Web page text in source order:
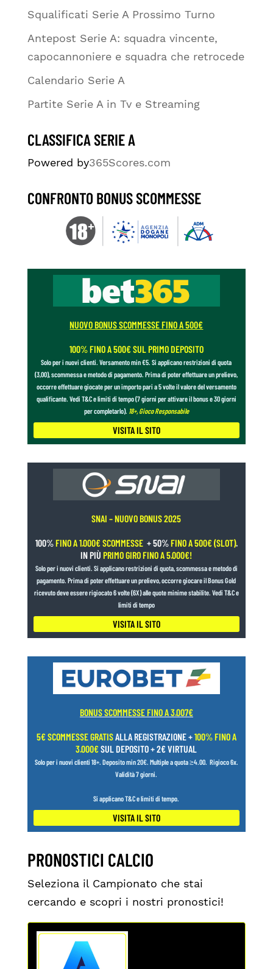
Squalificati Serie A Prossimo Turno
Antepost Serie A: squadra vincente,
capocannoniere e squadra che retrocede
Calendario Serie A
Partite Serie A in Tv e Streaming
CLASSIFICA SERIE A
Powered by365Scores.com
CONFRONTO BONUS SCOMMESSE
NUOVO BONUS SCOMMESSE FINO A 500€
100% FINO A 500€ SUL PRIMO DEPOSITO
Solo per i nuovi clienti. Versamento min €5. Si applicano restrizioni di quota
(3,00), scommessa e metodo di pagamento. Prima di poter effettuare un prelievo,
occorre effettuare giocate per un importo pari a 5 volte il valore del versamento
qualificante. Vedi T&C e limiti di tempo (7 giorni per attivare il bonus e 30 giorni
per completarlo). 18+, Gioco Responsabile
VISITA IL SITO
SNAI – NUOVO BONUS 2025
100%FINO A 1.000€ SCOMMESSE + 50%FINO A 500€ (SLOT).
IN PIÙPRIMO GIRO FINO A 5.000€!
Solo per i nuovi clienti. Si applicano restrizioni di quota, scommessa e metodo di
pagamento. Prima di poter effettuare un prelievo, occorre giocare il Bonus Gold
ricevuto deve essere rigiocato 6 volte (6X) alle quote minime stabilite. Vedi T&C e
limiti di tempo
VISITA IL SITO
BONUS SCOMMESSE FINO A 3.007€
5€ SCOMMESSE GRATISALLA REGISTRAZIONE +100% FINO A
3.000€SUL DEPOSITO + 2€ VIRTUAL
Solo per i nuovi clienti 18+. Deposito min 20€. Multiple a quota ≥4.00. Rigioco 6x.
Validità 7 giorni.
Si applicano T&C e limiti di tempo.
VISITA IL SITO
PRONOSTICI CALCIO
Seleziona il Campionato che stai
cercando e scopri i nostri pronostici!